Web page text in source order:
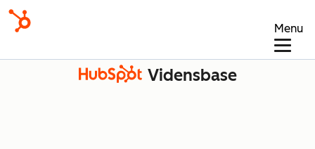
Menu
Vidensbase